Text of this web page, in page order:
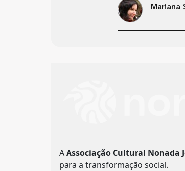
Mariana
AAssociação Cultural Nonada
para a transformação social.